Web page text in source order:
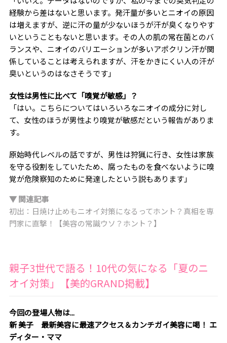
経験から差はないと思います。発汗量が多いとニオイの原因
は増えますが、逆に汗の量が少ないほうが汗が臭くなりやす
いということもないと思います。その人の肌の常在菌とのバ
ランスや、ニオイのバリエーションが多いアポクリン汗が関
係していることは考えられますが、汗をかきにくい人の汗が
臭いというのはなさそうです」
女性は男性に比べて「嗅覚が敏感」？
「はい。こちらについてはいろいろなニオイの成分に対し
て、女性のほうが男性より嗅覚が敏感だという報告がありま
す。
原始時代レベルの話ですが、男性は狩猟に行き、女性は家族
を守る役割をしていたため、腐ったものを食べないように嗅
覚が危険察知のために発達したという説もあります」
▼ 関連記事
初出：日焼け止めもニオイ対策になるってホント？真相を専
門家に直撃！【美容の常識ウソ？ホント？】
親子3世代で語る！10代の気になる「夏のニ
オイ対策」【美的GRAND掲載】
今回の登場人物は...
新 美子 最新美容に最速アクセス＆カンチガイ美容に喝！ エ
ディター・ママ